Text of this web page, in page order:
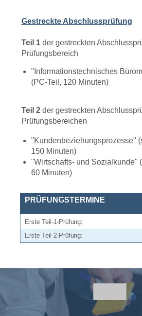
Gestreckte Abschlussprüfung
Teil 1 der gestreckten
Prüfungsbereich
"Informationstechnisches
(PC-Teil, 120 Minuten)
Teil 2 der gestreckten
Prüfungsbereichen
"Kundenbeziehungsprozesse"
150 Minuten)
"Wirtschafts- und Sozialkunde"
60 Minuten)
PRÜFUNGSTERMINE
Erste Teil-1-Prüfung:
Erste Teil-2-Prüfung: